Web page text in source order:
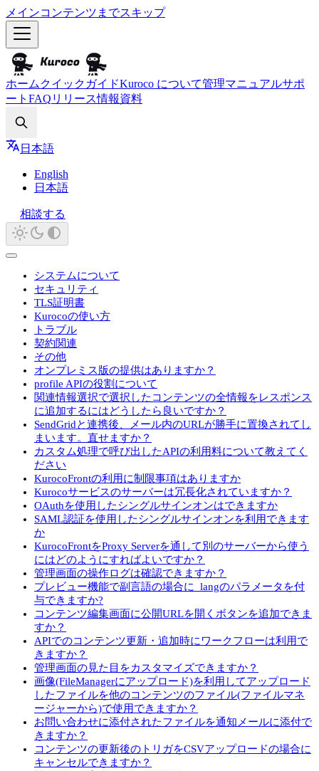
メインコンテンツまでスキップ
ホーム クイックガイドKuroco について管理マニュアルサポ
ート FAQ リリース情報資料
日本語
English
日本語
相談する
システムについて
セキュリティ
TLS証明書
Kurocoの使い方
トラブル
契約関連
その他
オンプレミス版の提供はありますか？
profile APIの役割について
関連情報選択で選択したコンテンツの全情報をレスポンス
に追加するにはどうしたら良いですか？
SendGridと連携後、メール内のURLが勝手に置換されてし
まいます。直せますか？
カスタム処理で呼び出したAPIの利用料について教えてく
ださい
KurocoFrontの利用に制限事項はありますか
Kurocoサービスのサーバーは冗長化されていますか？
OAuthを使用したシングルサインオンはできますか
SAML認証を使用したシングルサインオンを利用できます
か
KurocoFrontをProxy Serverを通して別のサーバーから使う
にはどのようにすればよいですか？
管理画面の操作ログは確認できますか？
プレビュー機能で副言語の場合に_langのパラメータを付
与できますか?
コンテンツ編集画面に公開URLを開くボタンを追加できま
すか？
APIでのコンテンツ更新・追加時にワークフローは利用で
きますか？
管理画面の見た目をカスタマイズできますか？
画像(FileManagerにアップロード)を利用してアップロード
したファイルを他のコンテンツのファイル(ファイルマネ
ージャーから)で使用できますか？
お問い合わせに添付されたファイルを通知メールに添付で
きますか？
コンテンツの更新後のトリガをCSVアップロードの場合に
キャンセルできますか？